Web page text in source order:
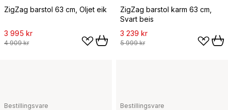
ZigZag barstol 63 cm, Oljet eik
3 995 kr
4 909 kr
ZigZag barstol karm 63 cm,
Svart beis
3 239 kr
5 999 kr
Bestillingsvare Bestillingsvare